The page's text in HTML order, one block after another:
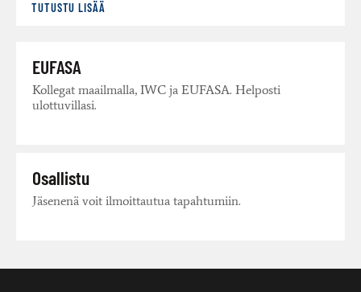
TUTUSTU LISÄÄ
EUFASA
Kollegat maailmalla, IWC ja EUFASA. Helposti
ulottuvillasi.
Osallistu
Jäsenenä voit ilmoittautua tapahtumiin.